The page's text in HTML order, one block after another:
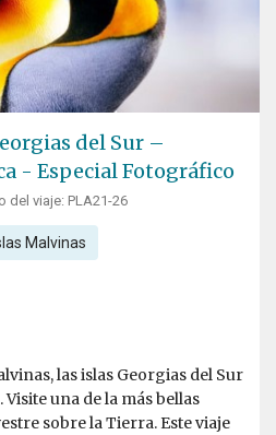
del Sur –
- Especial Fotográfico
del viaje: PLA21-26
Malvinas
las islas Georgias del Sur
una de la más bellas
sobre la Tierra. Este viaje